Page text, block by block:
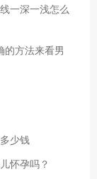
一深一浅怎么
的方法来看男
少钱
怀孕吗？